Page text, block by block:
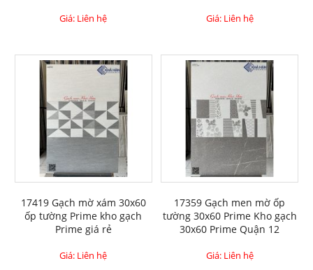
Giá: Liên hệ Giá: Liên hệ
17419 Gạch mờ xám 30x60
ốp tường Prime kho gạch
Prime giá rẻ
Giá: Liên hệ
17359 Gạch men mờ ốp
tường 30x60 Prime Kho gạch
30x60 Prime Quận 12
Giá: Liên hệ